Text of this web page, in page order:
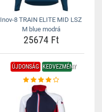
Inov-8 TRAIN ELITE MID LSZ
M blue modrá
25674 Ft
ÚJDONSÁG KEDVEZMÉNY